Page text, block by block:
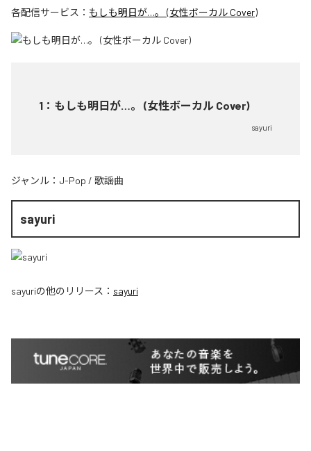
各配信サービス： もしも明日が…。 (女性ボーカル Cover)
1 ： もしも明日が…。 (女性ボーカル Cover)
sayuri
ジャンル： J-Pop / 歌謡曲
sayuri
sayuriの他のリリース： sayuri